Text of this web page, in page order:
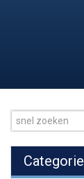
Categorie